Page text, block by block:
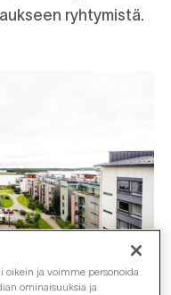
ryhtymistä.
oikein ja voimme personoida
ominaisuuksia ja